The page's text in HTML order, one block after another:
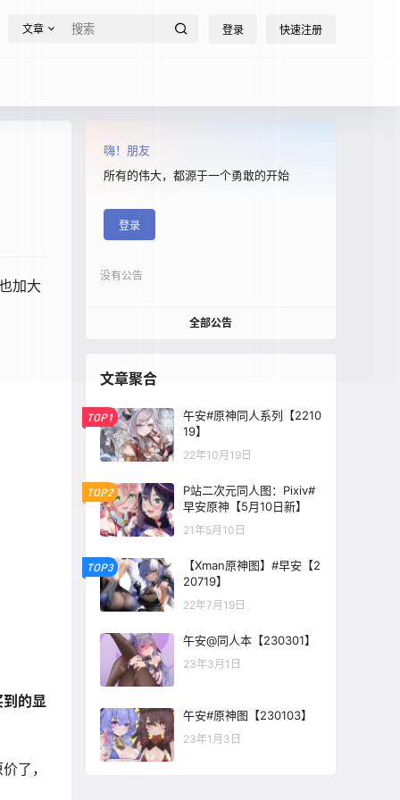
文章 登录 快速注册
加大
的显
了，
嗨！朋友
所有的伟大，都源于一个勇敢的开始
登录
没有公告
全部公告
文章聚合
TOP1
午安#原神同人系列【2210
19】
22年10月19日
TOP2
P站二次元同人图：Pixiv#
早安原神【5月10日新】
21年5月10日
TOP3
【Xman原神图】#早安【2
20719】
22年7月19日
午安@同人本【230301】
23年3月1日
午安#原神图【230103】
23年1月3日